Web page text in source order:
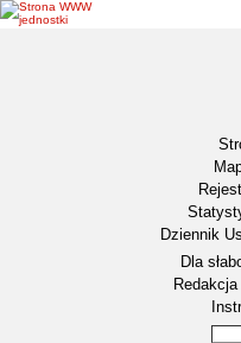
Dziennik
Menu
Dla